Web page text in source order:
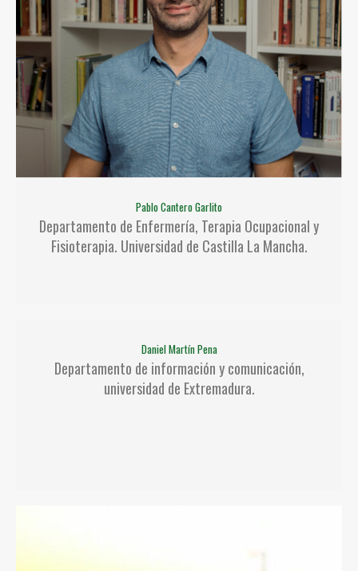
Pablo Cantero Garlito
Departamento de Enfermería, Terapia Ocupacional y
Fisioterapia. Universidad de Castilla La Mancha.
Daniel Martín Pena
Departamento de información y comunicación,
universidad de Extremadura.